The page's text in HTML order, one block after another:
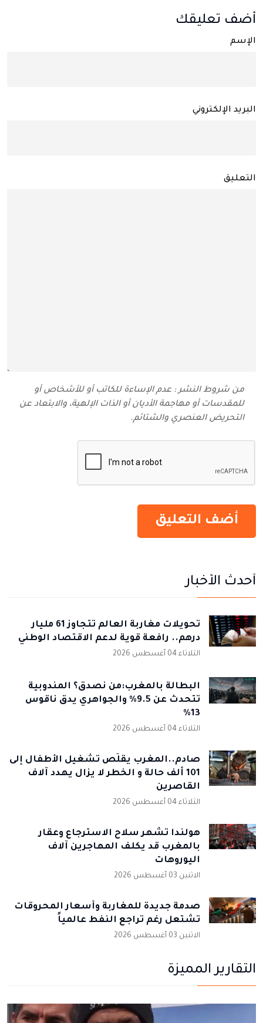
أضف تعليقك
الإسم
البريد الإلكتروني
التعليق
من شروط النشر : عدم الإساءة للكاتب أو للأشخاص أو
للمقدسات أو مهاجمة الأديان أو الذات الإلهية، والابتعاد عن
التحريض العنصري والشتائم‬.
أحدث الأخبار
تحويلات مغاربة العالم تتجاوز 61 مليار
درهم.. رافعة قوية لدعم الاقتصاد الوطني
الثلاثاء 04 أغسطس 2026
البطالة بالمغرب:من نصدق؟ المندوبية
تتحدث عن 9.5% والجواهري يدق ناقوس
13%
الثلاثاء 04 أغسطس 2026
صادم..المغرب يقلّص تشغيل الأطفال إلى
101 ألف حالة و الخطر لا يزال يهدد آلاف
القاصرين
الثلاثاء 04 أغسطس 2026
هولندا تشهر سلاح الاسترجاع وعقار
بالمغرب قد يكلف المهاجرين آلاف
اليوروهات
الاثنين 03 أغسطس 2026
صدمة جديدة للمغاربة وأسعار المحروقات
تشتعل رغم تراجع النفط عالمياً
الاثنين 03 أغسطس 2026
التقارير المميزة